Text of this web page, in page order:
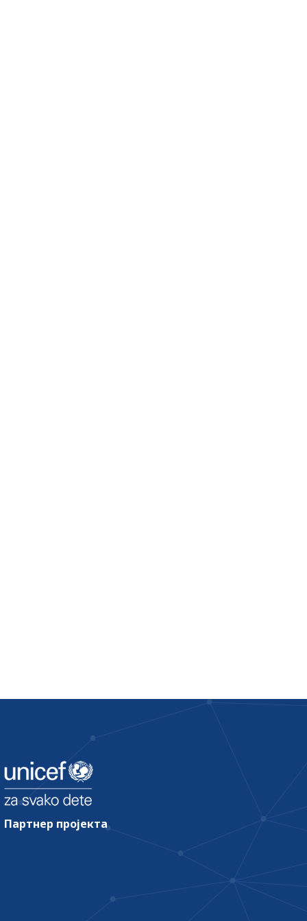
Партнер пројекта